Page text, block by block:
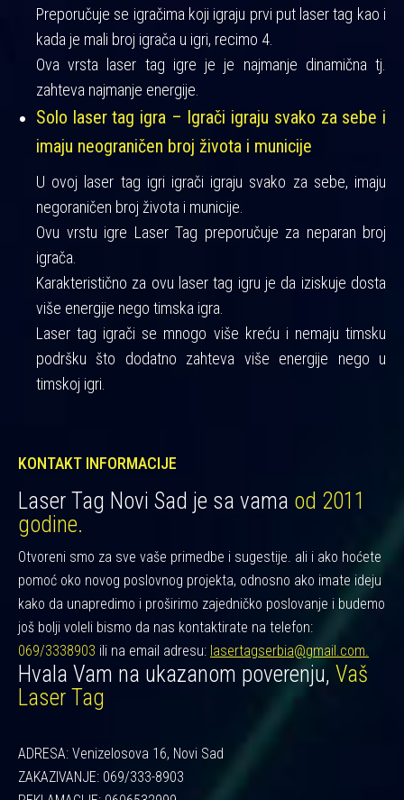
Preporučuje se igračima koji igraju prvi put laser tag kao i
kada je mali broj igrača u igri, recimo 4.
Ova vrsta laser tag igre je je najmanje dinamična tj.
zahteva najmanje energije.
Solo laser tag igra – Igrači igraju svako za sebe i
imaju neograničen broj života i municije
U ovoj laser tag igri igrači igraju svako za sebe, imaju
negoraničen broj života i municije.
Ovu vrstu igre Laser Tag preporučuje za neparan broj
igrača.
Karakteristično za ovu laser tag igru je da iziskuje dosta
više energije nego timska igra.
Laser tag igrači se mnogo više kreću i nemaju timsku
podršku što dodatno zahteva više energije nego u
timskoj igri.
KONTAKT INFORMACIJE
Laser Tag Novi Sad je sa vama od 2011
godine.
Otvoreni smo za sve vaše primedbe i sugestije. ali i ako hoćete
pomoć oko novog poslovnog projekta, odnosno ako imate ideju
kako da unapredimo i proširimo zajedničko poslovanje i budemo
još bolji voleli bismo da nas kontaktirate na telefon:
069/3338903 ili na email adresu: lasertagserbia@gmail.com.
Hvala Vam na ukazanom poverenju, Vaš
Laser Tag
ADRESA: Venizelosova 16, Novi Sad
ZAKAZIVANJE: 069/333-8903